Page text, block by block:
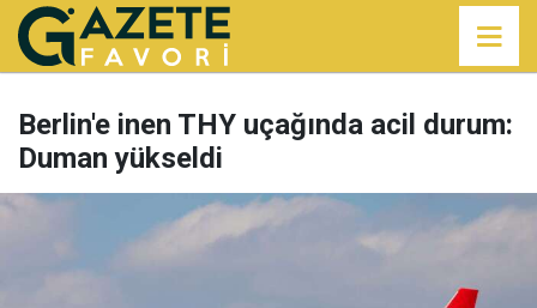
Berlin'e inen THY uçağında acil durum:
Duman yükseldi